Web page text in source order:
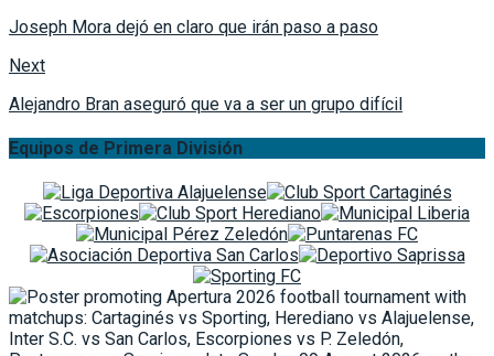
Joseph Mora dejó en claro que irán paso a paso
Next
Alejandro Bran aseguró que va a ser un grupo difícil
Equipos de Primera División